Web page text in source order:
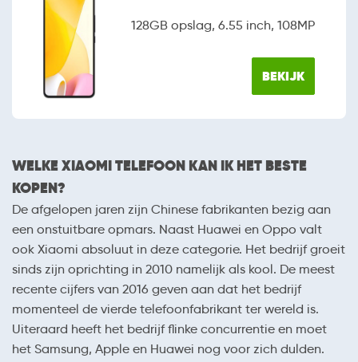
128GB opslag, 6.55 inch, 108MP
BEKIJK
WELKE XIAOMI TELEFOON KAN IK HET BESTE
KOPEN?
De afgelopen jaren zijn Chinese fabrikanten bezig aan
een onstuitbare opmars. Naast Huawei en Oppo valt
ook Xiaomi absoluut in deze categorie. Het bedrijf groeit
sinds zijn oprichting in 2010 namelijk als kool. De meest
recente cijfers van 2016 geven aan dat het bedrijf
momenteel de vierde telefoonfabrikant ter wereld is.
Uiteraard heeft het bedrijf flinke concurrentie en moet
het Samsung, Apple en Huawei nog voor zich dulden.